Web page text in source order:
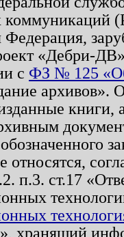
Федерация,
«Дебри-
с ФЗ № 125
архивов».
книги,
относятся,
п.3. ст.17
хранящий